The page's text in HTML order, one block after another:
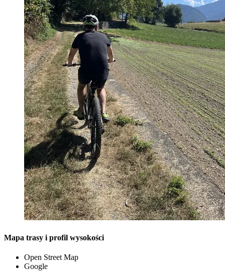
Mapa trasy i profil wysokości
Open Street Map
Google